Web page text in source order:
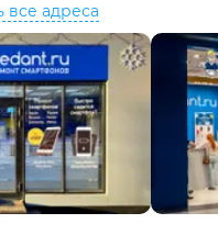
все адреса